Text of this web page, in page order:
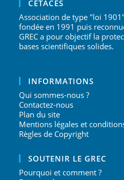
CÉTACÉS
Association de type "loi
fondée en 1991 puis
GREC a pour objectif la
bases scientifiques solides.
INFORMATIONS
Qui sommes-nous ?
Contactez-nous
Plan du site
Mentions légales et
Règles de Copyright
SOUTENIR LE GREC
Pourquoi et comment ?